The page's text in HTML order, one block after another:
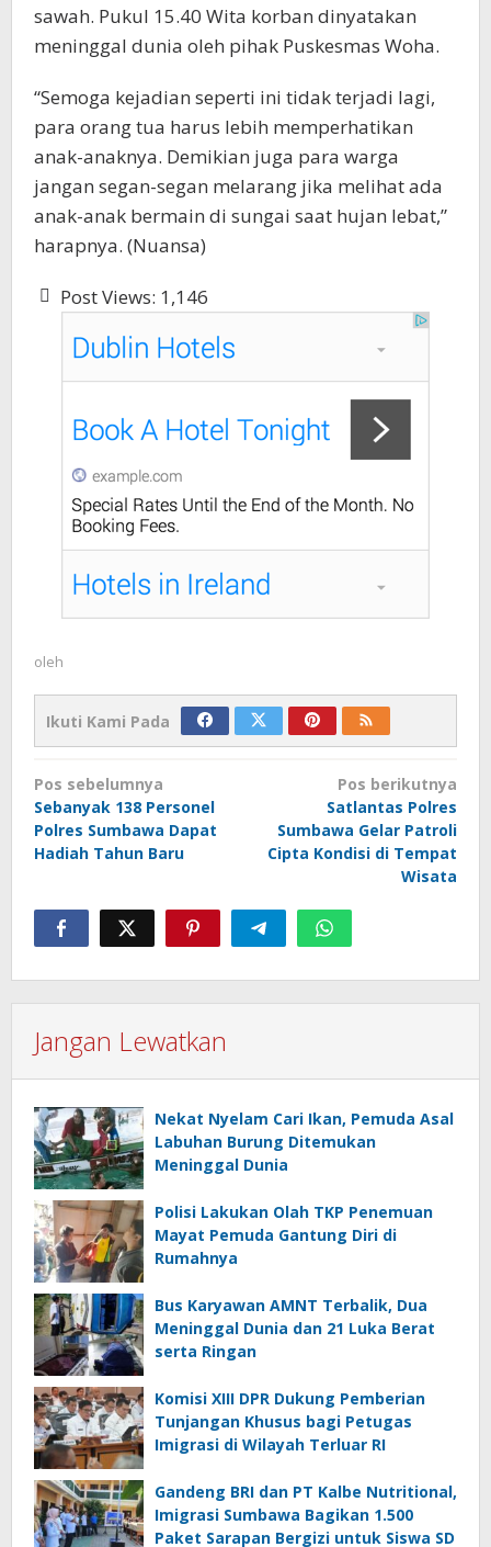
sawah. Pukul 15.40 Wita korban dinyatakan
meninggal dunia oleh pihak Puskesmas Woha.
“Semoga kejadian seperti ini tidak terjadi lagi,
para orang tua harus lebih memperhatikan
anak-anaknya. Demikian juga para warga
jangan segan-segan melarang jika melihat ada
anak-anak bermain di sungai saat hujan lebat,”
harapnya. (Nuansa)
Post Views: 1,146
oleh
Ikuti Kami Pada
Navigasi
pos
Pos sebelumnya
Sebanyak 138 Personel
Polres Sumbawa Dapat
Hadiah Tahun Baru
Pos berikutnya
Satlantas Polres
Sumbawa Gelar Patroli
Cipta Kondisi di Tempat
Wisata
Jangan Lewatkan
Nekat Nyelam Cari Ikan, Pemuda Asal
Labuhan Burung Ditemukan
Meninggal Dunia
Polisi Lakukan Olah TKP Penemuan
Mayat Pemuda Gantung Diri di
Rumahnya
Bus Karyawan AMNT Terbalik, Dua
Meninggal Dunia dan 21 Luka Berat
serta Ringan
Komisi XIII DPR Dukung Pemberian
Tunjangan Khusus bagi Petugas
Imigrasi di Wilayah Terluar RI
Gandeng BRI dan PT Kalbe Nutritional,
Imigrasi Sumbawa Bagikan 1.500
Paket Sarapan Bergizi untuk Siswa SD